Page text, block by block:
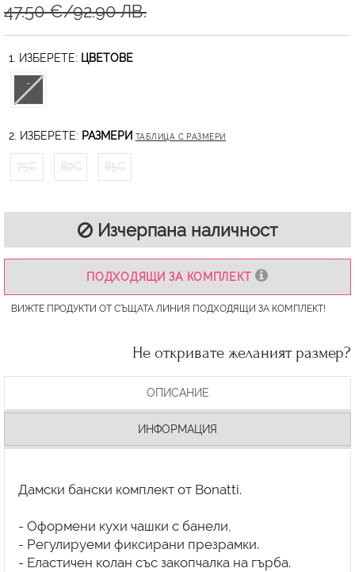
47.50 €/92.90 ЛВ.
1. ИЗБЕРЕТЕ: ЦВЕТОВЕ
2. ИЗБЕРЕТЕ: РАЗМЕРИ ТАБЛИЦА С РАЗМЕРИ
75C 80C 85C
Изчерпана наличност
ПОДХОДЯЩИ ЗА КОМПЛЕКТ
ВИЖТЕ ПРОДУКТИ ОТ СЪЩАТА ЛИНИЯ ПОДХОДЯЩИ ЗА КОМПЛЕКТ!
Не откривате желаният размер?
ОПИСАНИЕ
ИНФОРМАЦИЯ
Дамски бански комплект от Bonatti.
- Оформени кухи чашки с банели,
- Регулируеми фиксирани презрамки.
- Еластичен колан със закопчалка на гърба.